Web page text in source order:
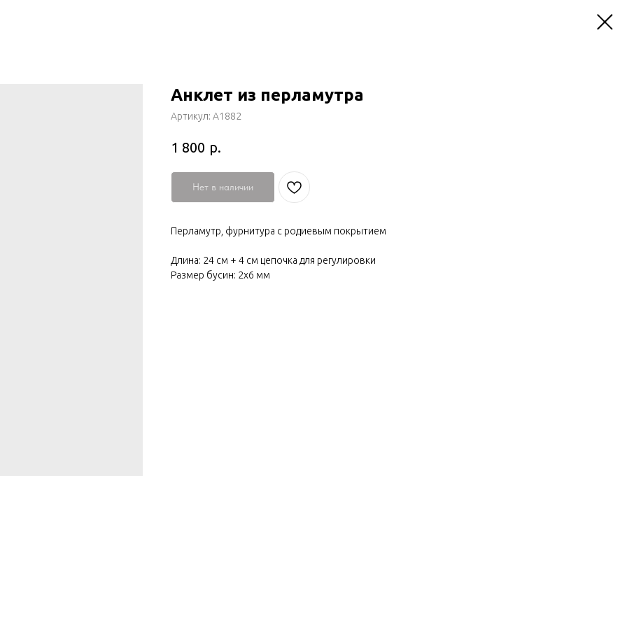
Анклет из перламутра
Артикул: А1882
1 800 р.
Нет в наличии
Перламутр, фурнитура с родиевым покрытием
Длина: 24 см + 4 см цепочка для регулировки
Размер бусин: 2х6 мм